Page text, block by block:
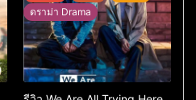
ดราม่า Drama